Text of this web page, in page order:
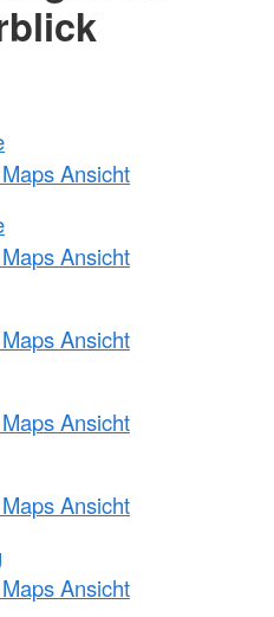
Ansicht
Ansicht
Ansicht
Ansicht
Ansicht
Ansicht